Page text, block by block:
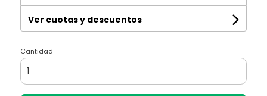
Ver cuotas y descuentos
Cantidad